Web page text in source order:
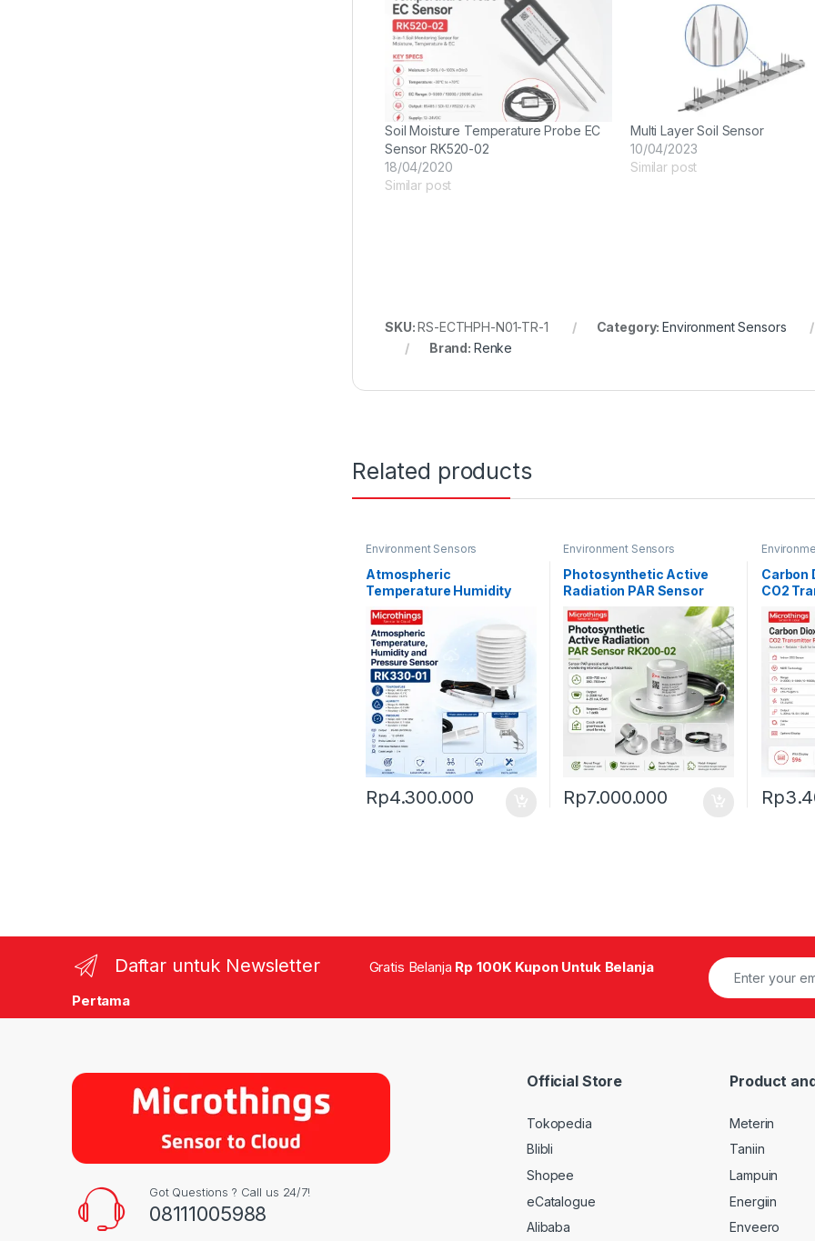
Soil Moisture Temperature Probe EC
Sensor RK520-02
18/04/2020
Similar post
Multi Layer Soil Sensor
10/04/2023
Similar post
SKU:RS-ECTHPH-N01-TR-1 Category:Environment Sensors
Brand: Renke
Related products
Environment Sensors
Atmospheric
Temperature Humidity
and Pressure Sensor
RK330-01
Rp4.300.000
Environment Sensors
Photosynthetic Active
Radiation PAR Sensor
Rp7.000.000
Carbon
CO2
Rp
Daftar untuk Newsletter Gratis Belanja Rp 100K Kupon Untuk Belanja
Pertama
Got Questions ? Call us 24/7!
08111005988
Official Store
Tokopedia
Blibli
Shopee
eCatalogue
Alibaba
Product
Meterin
Taniin
Lampuin
Energiin
Enveero